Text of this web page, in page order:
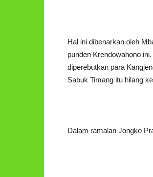
Hal ini dibenarkan oleh
punden Krendowahono
diperebutkan para
Sabuk Timang itu hilang
Dalam ramalan Jongko